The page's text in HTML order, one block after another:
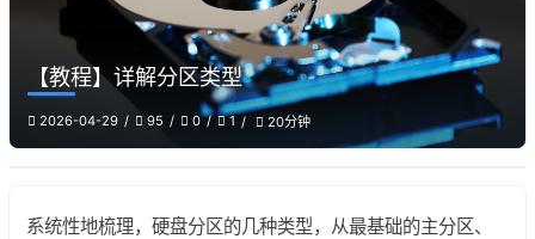
【教程】详解分区类型
2026-04-29 95 0 1 20分钟
系统性地梳理，硬盘分区的几种类型，从最基础的主分区、